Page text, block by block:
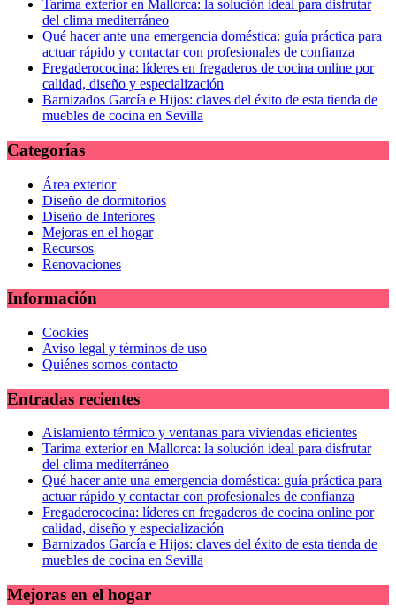
Tarima exterior en Mallorca: la solución ideal para disfrutar
del clima mediterráneo
Qué hacer ante una emergencia doméstica: guía práctica para
actuar rápido y contactar con profesionales de confianza
Fregaderococina: líderes en fregaderos de cocina online por
calidad, diseño y especialización
Barnizados García e Hijos: claves del éxito de esta tienda de
muebles de cocina en Sevilla
Categorías
Área exterior
Diseño de dormitorios
Diseño de Interiores
Mejoras en el hogar
Recursos
Renovaciones
Información
Cookies
Aviso legal y términos de uso
Quiénes somos contacto
Entradas recientes
Aislamiento térmico y ventanas para viviendas eficientes
Tarima exterior en Mallorca: la solución ideal para disfrutar
del clima mediterráneo
Qué hacer ante una emergencia doméstica: guía práctica para
actuar rápido y contactar con profesionales de confianza
Fregaderococina: líderes en fregaderos de cocina online por
calidad, diseño y especialización
Barnizados García e Hijos: claves del éxito de esta tienda de
muebles de cocina en Sevilla
Mejoras en el hogar